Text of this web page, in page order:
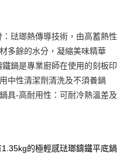
遠東國際商業銀行
永豐商業銀行
星展（台灣）商業銀行
華泰商業銀行
遠東國際商業銀行
永豐商業銀行
星展（台灣）商業銀行
中國信託商業銀行
免運費
琺瑯熱傳導技術，由高蓄熱性
多餘的水分，凝縮美味精華
鍋是專業廚師在使用的刻板印
中性清潔劑清洗及不須養鍋
具-高耐用性：可耐冷熱溫差及
的極輕感琺瑯鑄鐵平底鍋